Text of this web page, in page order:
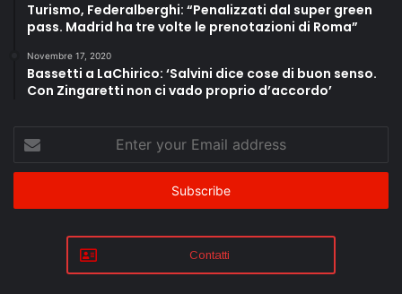
Turismo, Federalberghi: “Penalizzati dal super green
pass. Madrid ha tre volte le prenotazioni di Roma”
Novembre 17, 2020
Bassetti a LaChirico: ‘Salvini dice cose di buon senso.
Con Zingaretti non ci vado proprio d’accordo’
Enter
your
Email
Contatti